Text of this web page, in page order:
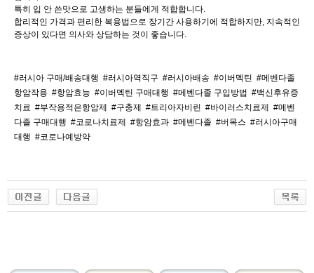
특히 입 안 쓴맛으로 고생하는 분들에게 적합합니다.
합리적인 가격과 편리한 복용법으로 장기간 사용하기에 적합하지만, 지속적인
증상이 있다면 의사와 상담하는 것이 좋습니다.
#러시아 구매/배송대행 #러시아역직구 #러시아배송 #이버멕틴 #메벤다졸
항암작용 #항암효능 #이버멕틴 구매대행 #메벤다졸 구입방법 #백신후유증
치료 #부작용적은항암제 #구충제 #트리아자비린 #바이러스치료제
#메벤
다졸 구매대행 #코로나치료제 #항암효과 #메벤다졸 #버목스 #러시아구매
대행 #코로나예방약